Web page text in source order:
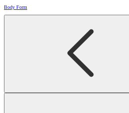
Body Form